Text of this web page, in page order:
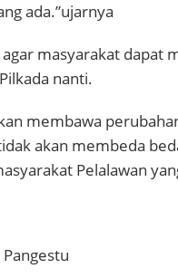
ada.”ujarnya
agar masyarakat
nanti.
membawa
akan membeda
Pelalawan